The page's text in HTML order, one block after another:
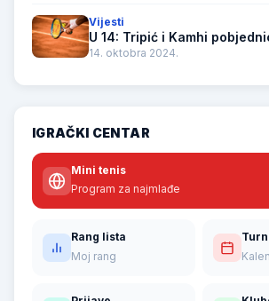
Vijesti
U 14: Tripić i Kamhi
14. oktobra 2024.
IGRAČKI CENTAR
Mini tenis
Program za najmlađe
Rang lista
Moj rang